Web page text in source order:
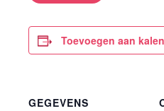
Toevoegen aan
GEGEVENS